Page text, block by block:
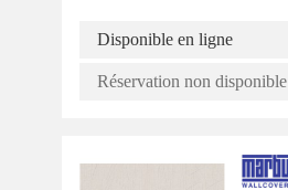
Disponible en ligne
Réservation non disponible